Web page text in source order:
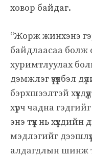
ховор байдаг.
“Жорж жинхэнэ
байдлаасаа болж
хуримтлуулах
дэмжлэг үзүүлбэл
бэрхшээлтэй
хүрч чадна
энэ түүх нь
мэдлэгийг
алдагдлын шинж